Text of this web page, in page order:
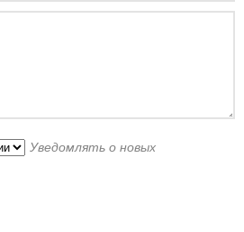
Уведомлять о новых